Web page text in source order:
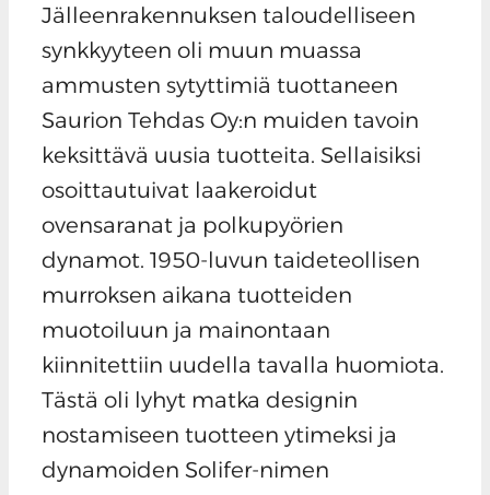
Jälleenrakennuksen taloudelliseen
synkkyyteen oli muun muassa
ammusten sytyttimiä tuottaneen
Saurion Tehdas Oy:n muiden tavoin
keksittävä uusia tuotteita. Sellaisiksi
osoittautuivat laakeroidut
ovensaranat ja polkupyörien
dynamot. 1950-luvun taideteollisen
murroksen aikana tuotteiden
muotoiluun ja mainontaan
kiinnitettiin uudella tavalla huomiota.
Tästä oli lyhyt matka designin
nostamiseen tuotteen ytimeksi ja
dynamoiden Solifer-nimen